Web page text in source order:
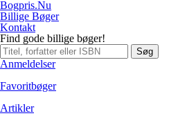
Bogpris.Nu
Billige Bøger
Kontakt
Find gode billige bøger!
Søg
Anmeldelser
Favoritbøger
Artikler